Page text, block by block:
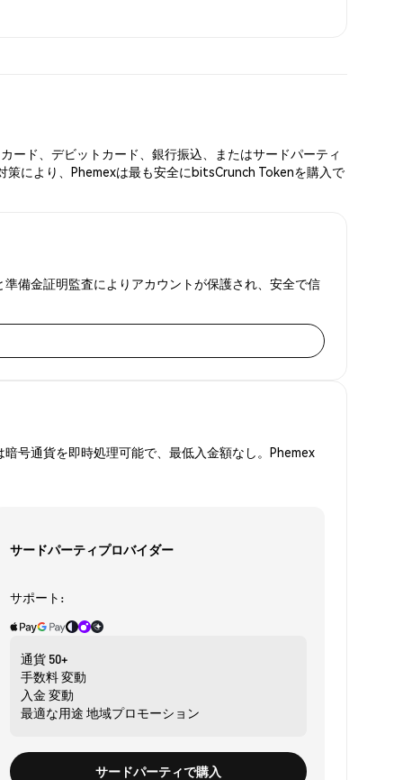
ード、デビットカード、銀行振込、またはサードパーティ
策により、Phemexは最も安全にbitsCrunch Tokenを購入で
備金証明監査によりアカウントが保護され、安全で信
号通貨を即時処理可能で、最低入金額なし。Phemex
サードパーティプロバイダー
サポート:
通貨 50+
手数料変動
入金 変動
最適な用途 地域プロモーション
サードパーティで購入